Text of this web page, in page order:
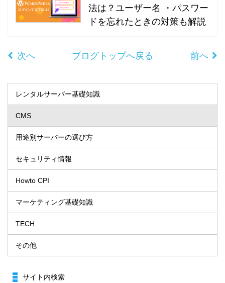
法は？ユーザー名 ・パスワー
ドを忘れたときの対策も解説
次へ ブログトップへ戻る 前へ
レンタルサーバー基礎知識
CMS
用途別サーバーの選び方
セキュリティ情報
Howto CPI
マーケティング基礎知識
TECH
その他
サイト内検索